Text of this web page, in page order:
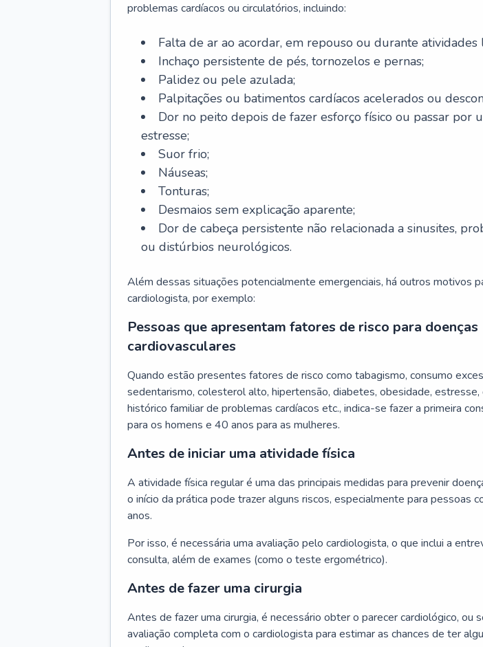
problemas cardíacos ou circulatórios, incluindo:
Falta de ar ao acordar, em repouso ou durante atividades
Inchaço persistente de pés, tornozelos e pernas;
Palidez ou pele azulada;
Palpitações ou batimentos cardíacos acelerados ou
Dor no peito depois de fazer esforço físico ou passar por
estresse;
Suor frio;
Náuseas;
Tonturas;
Desmaios sem explicação aparente;
Dor de cabeça persistente não relacionada a sinusites,
ou distúrbios neurológicos.
Além dessas situações potencialmente emergenciais, há outros motivos
cardiologista, por exemplo:
Pessoas que apresentam fatores de risco para doenças
cardiovasculares
Quando estão presentes fatores de risco como tabagismo, consumo
sedentarismo, colesterol alto, hipertensão, diabetes, obesidade, estresse,
histórico familiar de problemas cardíacos etc., indica-se fazer a primeira
para os homens e 40 anos para as mulheres.
Antes de iniciar uma atividade física
A atividade física regular é uma das principais medidas para prevenir
o início da prática pode trazer alguns riscos, especialmente para pessoas
anos.
Por isso, é necessária uma avaliação pelo cardiologista, o que inclui a
consulta, além de exames (como o teste ergométrico).
Antes de fazer uma cirurgia
Antes de fazer uma cirurgia, é necessário obter o parecer cardiológico, ou
avaliação completa com o cardiologista para estimar as chances de ter